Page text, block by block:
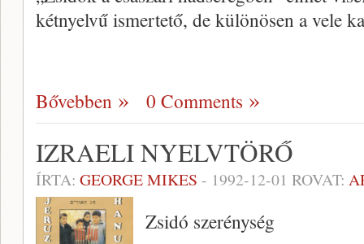
kétnyelvű ismertető, de különösen a vele
Bővebben 0 Comments
IZRAELI NYELVTÖRŐ
ÍRTA: GEORGE MIKES - 1992-12-01 ROVAT:
Zsidó szerénység